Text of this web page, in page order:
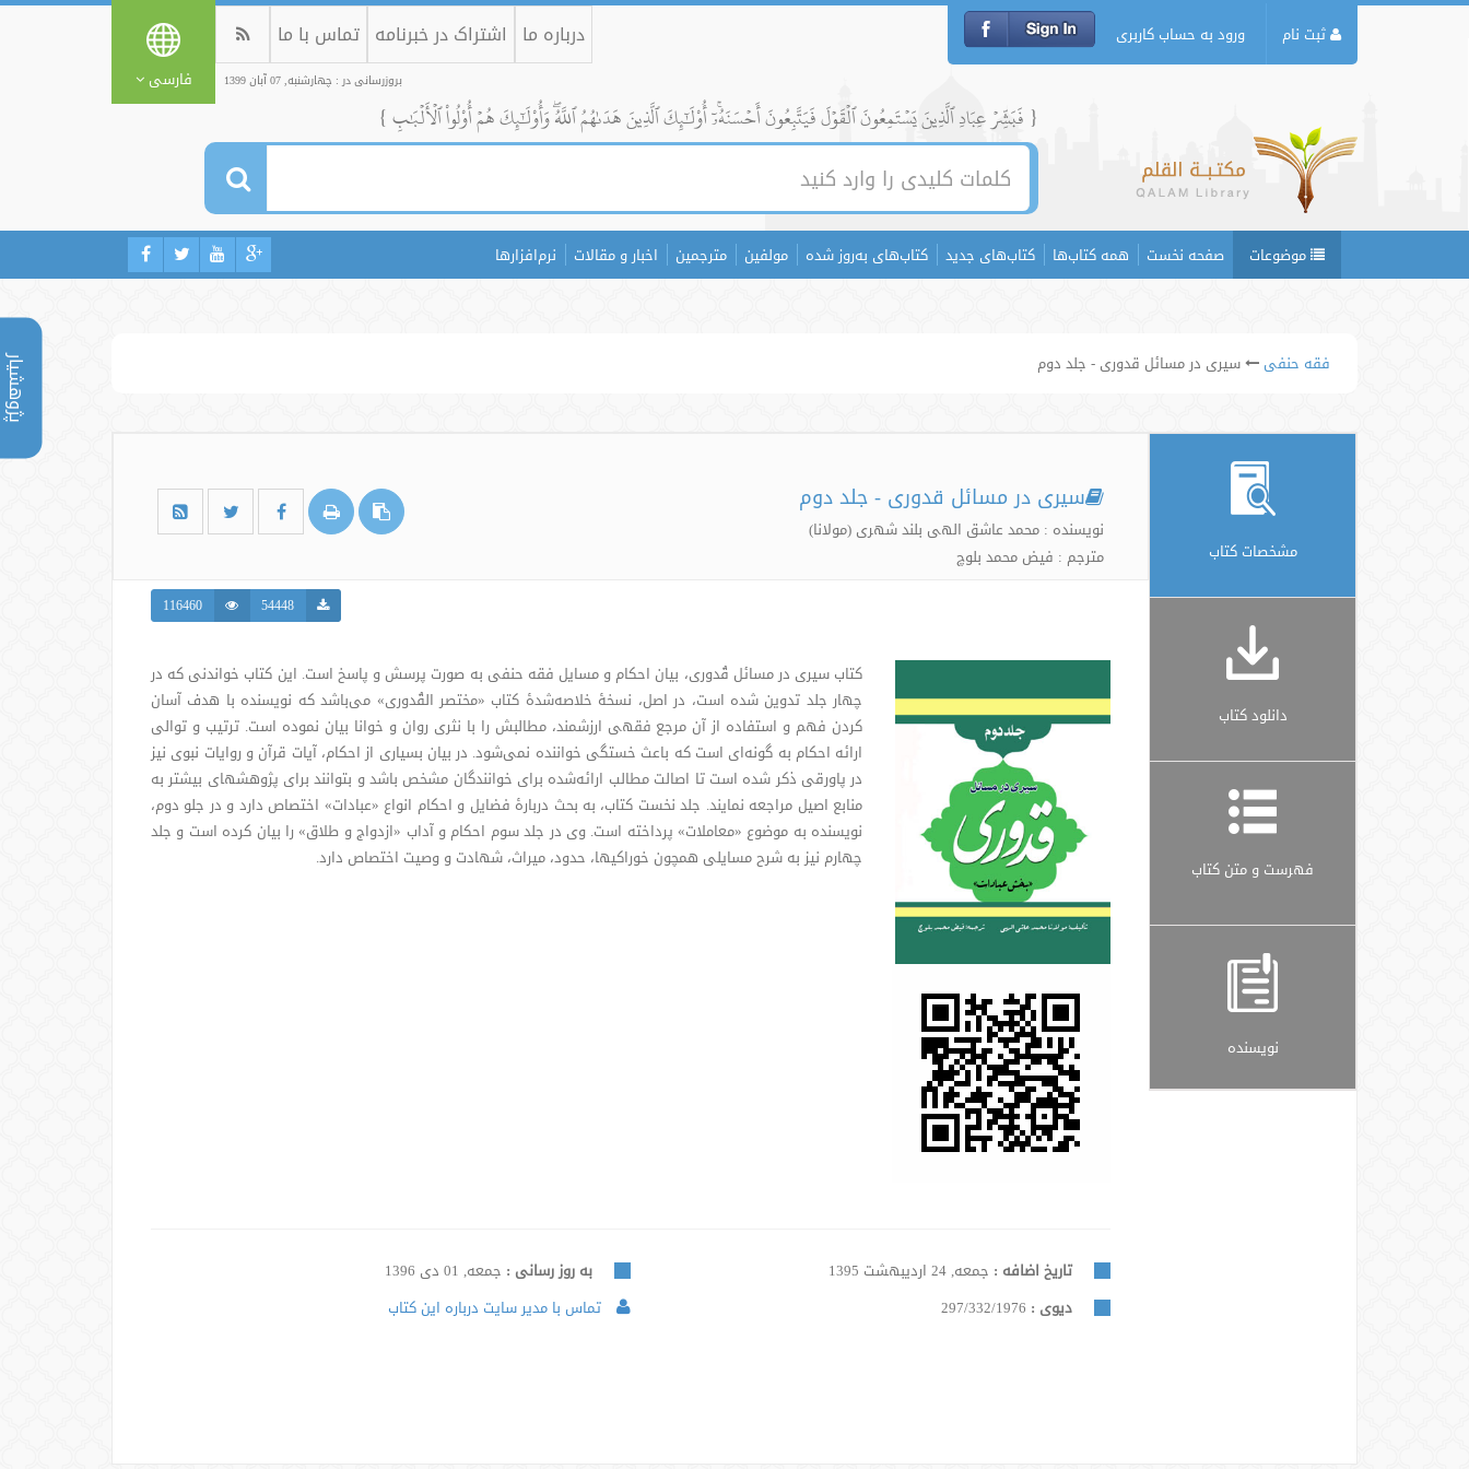
پژوهشیار
ثبت نام ورود به حساب کاربری درباره ما اشتراک در خبرنامه تماس با ما
بروزرسانی در : چهارشنبه, 07 آبان 1399 فارسی
{ فَبَشِّرۡ عِبَادِ ٱلَّذِينَ يَسۡتَمِعُونَ ٱلۡقَوۡلَ فَيَتَّبِعُونَ أَحۡسَنَهُۥٓۚ أُوْلَٰٓئِكَ ٱلَّذِينَ هَدَىٰهُمُ ٱللَّهُۖ وَأُوْلَٰٓئِكَ هُمۡ أُوْلُواْ ٱلۡأَلۡبَٰبِ }
موضوعات صفحه نخست همه کتاب‌ها کتاب‌های جدید کتاب‌های به‌روز شده مولفین مترجمین اخبار و مقالات نرم‌افزارها
فقه حنفی سیری در مسائل قدوری - جلد دوم
مشخصات کتاب
دانلود کتاب
فهرست و متن کتاب
نویسنده
سیری در مسائل قدوری - جلد دوم
نویسنده : محمد عاشق الهى بلند شهرى ‌(مولانا)
مترجم : فیض محمد بلوچ
54448
116460
کتاب سیری در مسائل قُدوری، بیان احکام و مسایل فقه حنفی به صورت پرسش و پاسخ است. این کتاب خواندنی که در
چهار جلد تدوین شده است، در اصل، نسخۀ خلاصه‌شدۀ کتاب «مختصر القُدوری» می‌باشد که نویسنده با هدف آسان
کردن فهم و استفاده از آن مرجع فقهی ارزشمند، مطالبش را با نثری روان و خوانا بیان نموده است. ترتیب و توالی
ارائه احکام به گونه‌ای است که باعث خستگی خواننده نمی‌شود. در بیان بسیاری از احکام، آیات قرآن و روایات نبوی نیز
در پاورقی ذکر شده است تا اصالت مطالب ارائه‌شده برای خوانندگان مشخص باشد و بتوانند برای پژوهشهای بیشتر به
منابع اصیل مراجعه نمایند. جلد نخست کتاب، به بحث دربارۀ فضایل و احکام انواع «عبادات» اختصاص دارد و در جلو دوم،
نویسنده به موضوع «معاملات» پرداخته است. وی در جلد سوم احکام و آداب «ازدواج و طلاق» را بیان کرده است و جلد
چهارم نیز به شرح مسایلی همچون خوراکیها، حدود، میراث، شهادت و وصیت اختصاص دارد.
تاریخ اضافه : جمعه, 24 اردیبهشت 1395 به روز رسانی : جمعه, 01 دی 1396
دیوی : 297/332/1976 تماس با مدیر سایت درباره این کتاب